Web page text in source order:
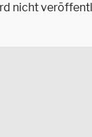
nicht